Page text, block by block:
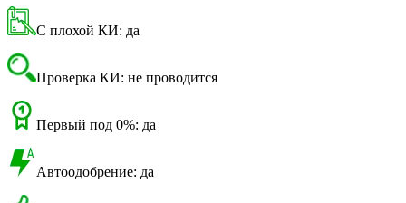
С плохой КИ: да
Проверка КИ: не проводится
Первый под 0%: да
Автоодобрение: да